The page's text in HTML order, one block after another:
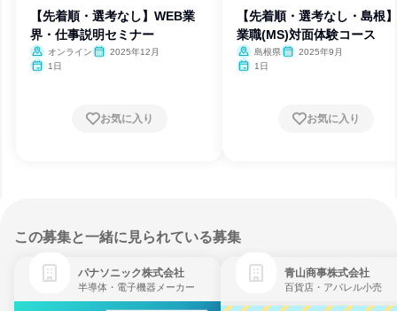
【先着順・選考なし】WEB業
界・仕事説明セミナー
オンライン
2025年12月
1日
お気に入り
【先着順・選考なし・島根
業職(MS)対面体験コース
島根県
2025年9月
1日
お気に入り
この募集と一緒に見られている募集
パナソニック株式会社
半導体・電子機器メーカー
青山商事株式会社
百貨店・アパレル小売